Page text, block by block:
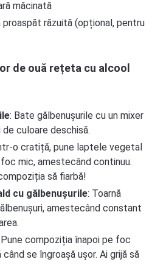
măcinată
răzuită (opțional, pentru
de ouă rețeta cu alcool
: Bate gălbenușurile cu un mixer
culoare deschisă.
o cratiță, pune laptele vegetal
mic, amestecând continuu.
să fiarbă!
cu gălbenușurile: Toarnă
amestecând constant
compoziția înapoi pe foc
se îngroașă ușor. Ai grijă să